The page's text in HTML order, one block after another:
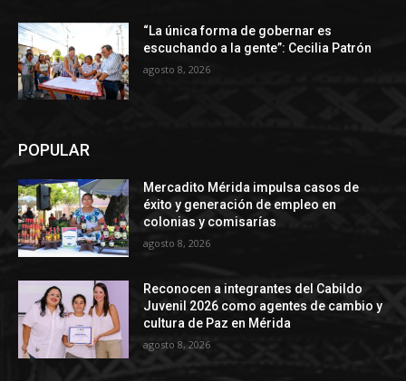
“La única forma de gobernar es
escuchando a la gente”: Cecilia Patrón
agosto 8, 2026
POPULAR
Mercadito Mérida impulsa casos de
éxito y generación de empleo en
colonias y comisarías
agosto 8, 2026
Reconocen a integrantes del Cabildo
Juvenil 2026 como agentes de cambio y
cultura de Paz en Mérida
agosto 8, 2026